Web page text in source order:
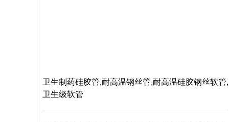
卫生制药硅胶管,耐高温钢丝管,耐高温硅胶钢丝软管,
卫生级软管